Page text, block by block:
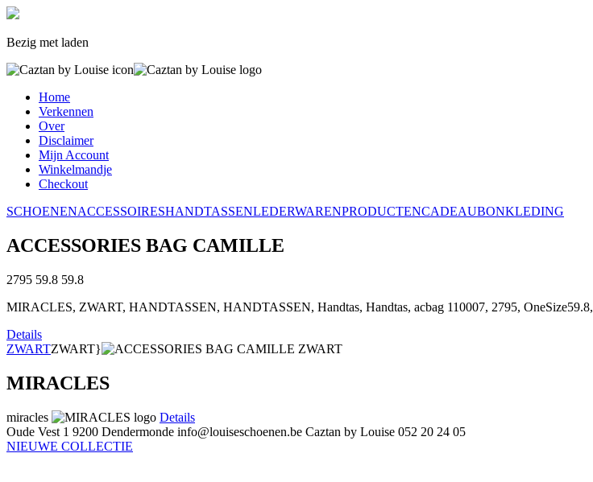
Bezig met laden
Home
Verkennen
Over
Disclaimer
Mijn Account
Winkelmandje
Checkout
SCHOENENACCESSOIRESHANDTASSENLEDERWARENPRODUCTENCADEAUBONKLEDING
ACCESSORIES BAG CAMILLE
2795 59.8 59.8
MIRACLES, ZWART, HANDTASSEN, HANDTASSEN, Handtas, Handtas, acbag 110007, 2795, OneSize59.8,
Details
ZWARTZWART}
MIRACLES
miracles
Details
Oude Vest 1 9200 Dendermonde info@louiseschoenen.be Caztan by Louise 052 20 24 05
NIEUWE COLLECTIE